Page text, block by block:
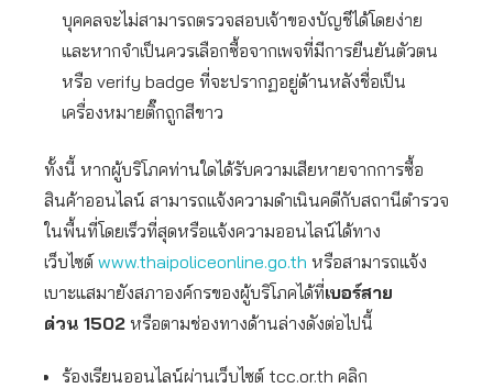
บุคคลจะไม่สามารถตรวจสอบเจ้าของบัญชีได้โดยง่าย
และหากจำเป็นควรเลือกซื้อจากเพจที่มีการยืนยันตัวตน
หรือ verify badge ที่จะปรากฏอยู่ด้านหลังชื่อเป็น
เครื่องหมายติ๊กถูกสีขาว
ทั้งนี้ หากผู้บริโภคท่านใดได้รับความเสียหายจากการซื้อ
สินค้าออนไลน์ สามารถแจ้งความดำเนินคดีกับสถานีตำรวจ
ในพื้นที่โดยเร็วที่สุดหรือแจ้งความออนไลน์ได้ทาง
เว็บไซต์ www.thaipoliceonline.go.th หรือสามารถแจ้ง
เบาะแสมายังสภาองค์กรของผู้บริโภคได้ที่เบอร์สาย
ด่วน 1502 หรือตามช่องทางด้านล่างดังต่อไปนี้
ร้องเรียนออนไลน์ผ่านเว็บไซต์ tcc.or.th คลิก